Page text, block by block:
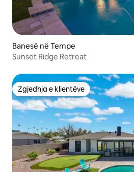
Banesë në Tempe
Sunset Ridge Retreat
Zgjedhja e klientëve
Zgjedhja e klientëve